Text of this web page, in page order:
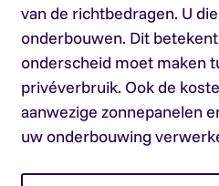
van de richtbedragen. U
onderbouwen. Dit
onderscheid moet maken
privéverbruik. Ook de
aanwezige zonnepanelen
uw onderbouwing